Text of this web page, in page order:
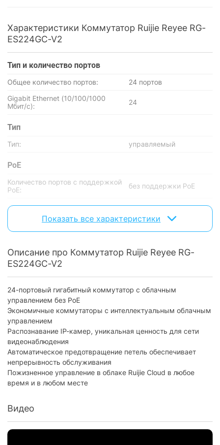
Характеристики Коммутатор Ruijie Reyee RG-
ES224GC-V2
Тип и количество портов
Общее количество портов:
24 портов
Gigabit Ethernet (10/100/1000
Мбит/с):
24
Тип
Тип: управляемый
PoE
Количество портов с поддержкой
PoE:
без поддержки PoE
PoE In / PoE Out:
нет / нет
Поддержка PoE / PoE+ / PoE++ :
нет / нет / нет
Возможность монтажа в стойку:
есть
Максимальное
Тип охлаждения:
стоечный
Максимальная скорость LAN
портів:
1 Гбит/с
Физические характеристики
Материал корпуса:
металл
Вес:
Комплектация
Показать все характеристики
Описание про Коммутатор Ruijie Reyee RG-
ES224GC-V2
24-портовый гигабитный коммутатор с облачным
управлением без PoE
Экономичные коммутаторы с интеллектуальным облачным
управлением
Распознавание IP-камер, уникальная ценность для сети
видеонаблюдения
Автоматическое предотвращение петель обеспечивает
непрерывность обслуживания
Пожизненное управление в облаке Ruijie Cloud в любое
время и в любом месте
Видео